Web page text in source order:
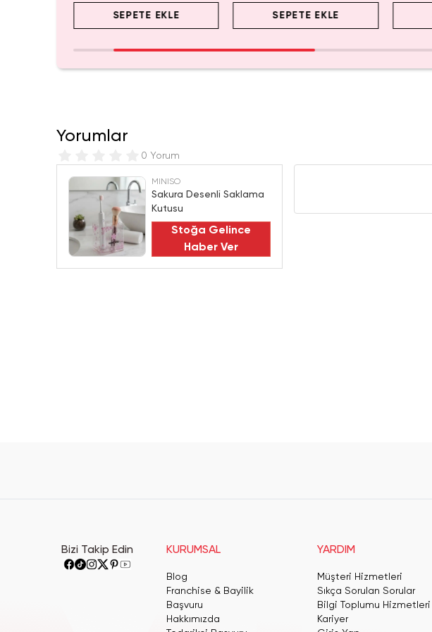
SEPETE EKLE SEPETE EKLE
Yorumlar
0 Yorum
MINISO
Sakura Desenli Saklama
Kutusu
Stoğa Gelince
Haber Ver
Bizi Takip Edin KURUMSAL
Blog
Franchise & Bayilik
Başvuru
Hakkımızda
YARDIM
Müşteri Hizmetleri
Sıkça Sorulan Sorular
Bilgi Toplumu Hizmetleri
Kariyer